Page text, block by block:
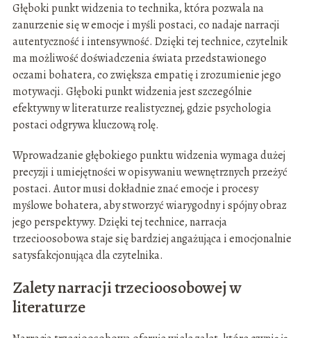
Głęboki punkt widzenia to technika, która pozwala na
zanurzenie się w emocje i myśli postaci, co nadaje narracji
autentyczność i intensywność. Dzięki tej technice, czytelnik
ma możliwość doświadczenia świata przedstawionego
oczami bohatera, co zwiększa empatię i zrozumienie jego
motywacji. Głęboki punkt widzenia jest szczególnie
efektywny w literaturze realistycznej, gdzie psychologia
postaci odgrywa kluczową rolę.
Wprowadzanie głębokiego punktu widzenia wymaga dużej
precyzji i umiejętności w opisywaniu wewnętrznych przeżyć
postaci. Autor musi dokładnie znać emocje i procesy
myślowe bohatera, aby stworzyć wiarygodny i spójny obraz
jego perspektywy. Dzięki tej technice, narracja
trzecioosobowa staje się bardziej angażująca i emocjonalnie
satysfakcjonująca dla czytelnika.
Zalety narracji trzecioosobowej w
literaturze